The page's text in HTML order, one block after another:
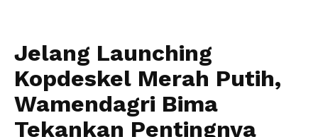
Jelang Launching
Kopdeskel Merah Putih,
Wamendagri Bima
Tekankan Pentingnya